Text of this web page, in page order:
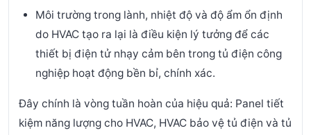
Môi trường trong lành, nhiệt độ và độ ẩm ổn định
do HVAC tạo ra lại là điều kiện lý tưởng để các
thiết bị điện tử nhạy cảm bên trong tủ điện công
nghiệp hoạt động bền bỉ, chính xác.
Đây chính là vòng tuần hoàn của hiệu quả: Panel tiết
kiệm năng lượng cho HVAC, HVAC bảo vệ tủ điện và tủ